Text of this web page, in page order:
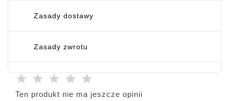
Zasady dostawy
Zasady zwrotu
Ten produkt nie ma jeszcze opinii